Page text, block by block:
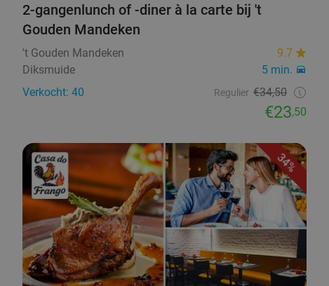
2-gangenlunch of -diner à la carte bij 't
Gouden Mandeken
't Gouden Mandeken
9.7
Diksmuide
5 min.
Verkocht: 40
Regulier €34,50
€23,50
34%